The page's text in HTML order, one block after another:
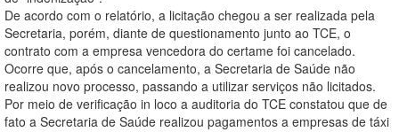
De acordo com o relatório, a licitação chegou a ser realizada pela
Secretaria, porém, diante de questionamento junto ao TCE, o
contrato com a empresa vencedora do certame foi cancelado.
Ocorre que, após o cancelamento, a Secretaria de Saúde não
realizou novo processo, passando a utilizar serviços não licitados.
Por meio de verificação in loco a auditoria do TCE constatou que de
fato a Secretaria de Saúde realizou pagamentos a empresas de táxi